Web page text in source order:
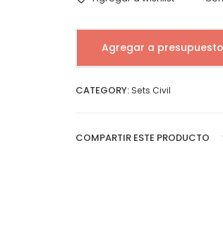
Agregar a presupuesto
CATEGORY:Sets Civil
COMPARTIR ESTE PRODUCTO